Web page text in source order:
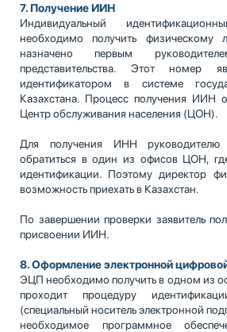
7. Получение ИИН
Индивидуальный
необходимо получить физическому
назначено первым
представительства. Этот номер
идентификатором в системе
Казахстана. Процесс получения ИИН
Центр обслуживания населения (ЦОН).
Для получения ИНН руководителю
обратиться в один из офисов ЦОН,
идентификации. Поэтому директор
возможность приехать в Казахстан.
По завершении проверки заявитель
присвоении ИИН.
8. Оформление электронной
ЭЦП необходимо получить в одном из
проходит процедуру
(специальный носитель электронной
необходимое программное